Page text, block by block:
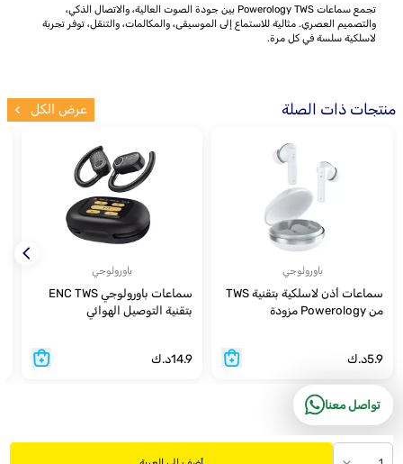
تجمع سماعات Powerology TWS بين جودة الصوت العالية، والاتصال الذكي،
والتصميم العصري. مثالية للاستماع إلى الموسيقى، والمكالمات، والتنقل، توفر تجربة
لاسلكية سلسة في كل مرة.
منتجات ذات الصلة عرض الكل
باورولوجي
سماعات أذن لاسلكية بتقنية TWS
من Powerology مزودة
5.9د.ك
باورولوجي
سماعات باورولوجي ENC TWS
بتقنية التوصيل الهوائي
14.9د.ك
تواصل معنا